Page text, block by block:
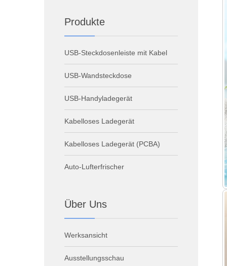
Produkte
USB-Steckdosenleiste mit Kabel
USB-Wandsteckdose
USB-Handyladegerät
Kabelloses Ladegerät
Kabelloses Ladegerät (PCBA)
Auto-Lufterfrischer
Über Uns
Werksansicht
Ausstellungsschau